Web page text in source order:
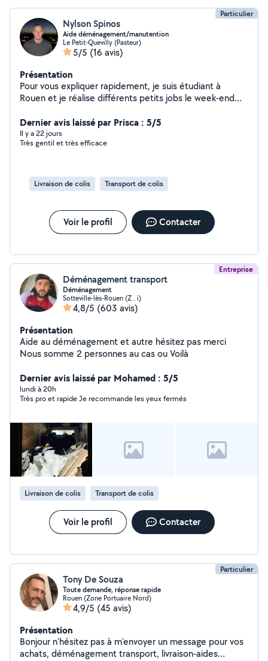
Particulier
Nylson Spinos
Aide déménagement/manutention
Le Petit-Quevilly (Pasteur)
5/5 (16 avis)
Présentation
Pour vous expliquer rapidement, je suis étudiant à
Rouen et je réalise différents petits jobs le week-end
travailler pour vous aider
Dernier avis laissé par Prisca : 5/5
Il y a 22 jours
Très gentil et très efficace
Livraison de colis Transport de colis
Voir le profil Contacter
Entreprise
Déménagement transport
Déménagement
Sotteville-lès-Rouen (Z . i)
4,8/5 (603 avis)
Présentation
Aide au déménagement et autre hésitez pas merci
Nous somme 2 personnes au cas ou Voilà
Dernier avis laissé par Mohamed : 5/5
lundi à 20h
Très pro et rapide Je recommande les yeux fermés
Livraison de colis Transport de colis
Voir le profil Contacter
Particulier
Tony De Souza
Toute demande, réponse rapide
Rouen (Zone Portuaire Nord)
4,9/5 (45 avis)
Présentation
Bonjour n'hésitez pas à m'envoyer un message pour vos
achats, déménagement transport, livraison-aides